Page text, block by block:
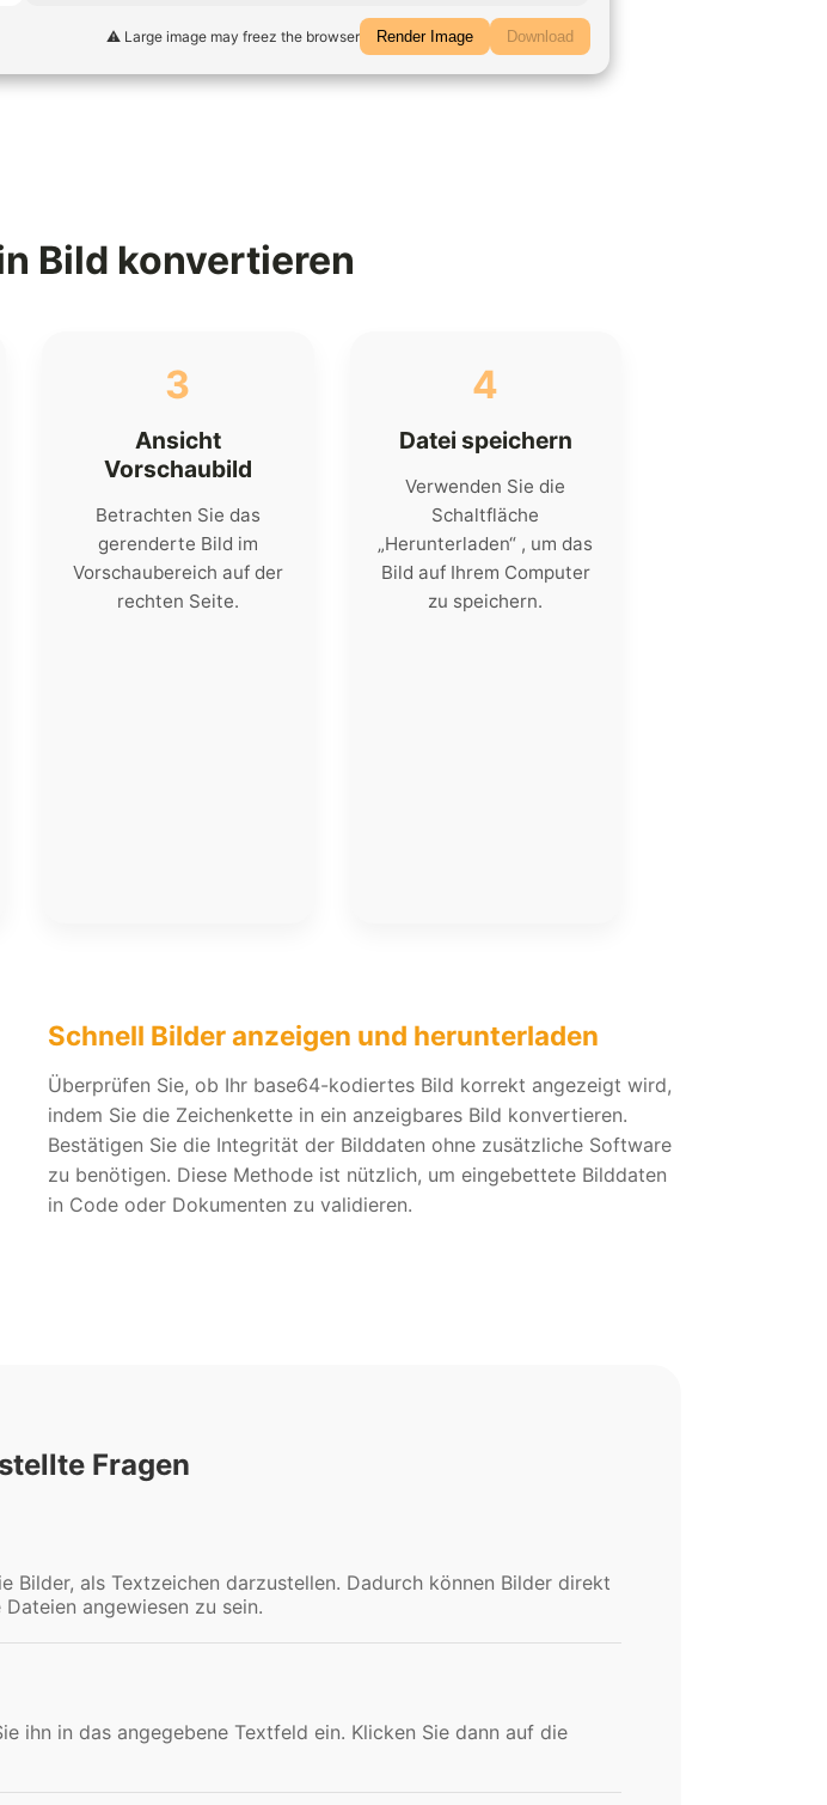
⚠️ Large image may freez the browser Render Image Download
Bild konvertieren
3
Ansicht
Vorschaubild
Betrachten Sie das
gerenderte Bild im
Vorschaubereich auf der
rechten Seite.
4
Datei speichern
Verwenden Sie die
Schaltfläche
„Herunterladen“ , um das
Bild auf Ihrem Computer
zu speichern.
Schnell Bilder anzeigen und herunterladen
Überprüfen Sie, ob Ihr base64-kodiertes Bild korrekt angezeigt wird,
indem Sie die Zeichenkette in ein anzeigbares Bild konvertieren.
Bestätigen Sie die Integrität der Bilddaten ohne zusätzliche Software
zu benötigen. Diese Methode ist nützlich, um eingebettete Bilddaten
in Code oder Dokumenten zu validieren.
Fragen
als Textzeichen darzustellen. Dadurch können Bilder direkt
angewiesen zu sein.
ihn in das angegebene Textfeld ein. Klicken Sie dann auf die